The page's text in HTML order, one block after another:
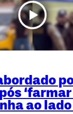
‘farmar
ao